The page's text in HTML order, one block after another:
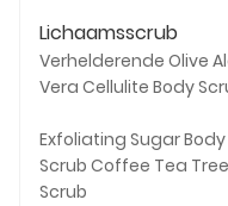
Lichaamsscrub
Verhelderende Olive
Vera Cellulite Body
Exfoliating Sugar Body
Scrub Coffee Tea Tree
Scrub